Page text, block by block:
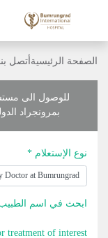
الصفحة الرئيسيةأتصل
للوصول الى
بمرونجراد
نوع الإستعلام *
ابحث في اسم
treatment of interest